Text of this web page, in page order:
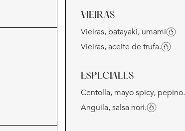
VIEIRAS
Vieiras, batayaki, umami
Vieiras, aceite de trufa.
ESPECIALES
Centolla, mayo spicy, pepino.
Anguila, salsa nori.